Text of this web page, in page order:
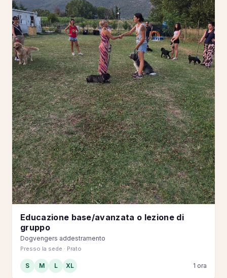
Educazione base/avanzata o lezione di
gruppo
Dogvengers addestramento
Presso la sede · Prato
S M L XL 1 ora